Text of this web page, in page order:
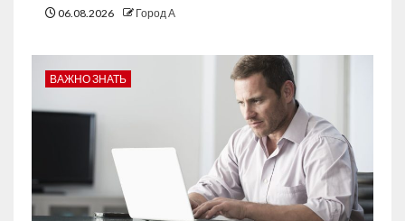
06.08.2026 Город А
ВАЖНО ЗНАТЬ